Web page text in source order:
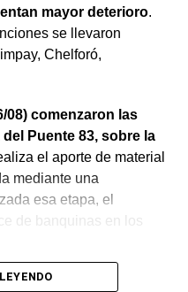
mayor deterioro.
se llevaron
Chelforó,
08) comenzaron las
Puente 83, sobre la
el aporte de material
mediante una
esa etapa, el
de banquinas en los